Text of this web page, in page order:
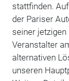
stattfinden.
der Pariser
seiner
Veranstalter
alternativen
unseren